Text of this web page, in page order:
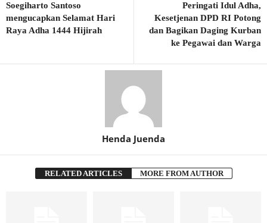
Soegiharto Santoso
mengucapkan Selamat Hari
Raya Adha 1444 Hijirah
Peringati Idul Adha,
Kesetjenan DPD RI Potong
dan Bagikan Daging Kurban
ke Pegawai dan Warga
Henda Juenda
RELATED ARTICLES MORE FROM AUTHOR